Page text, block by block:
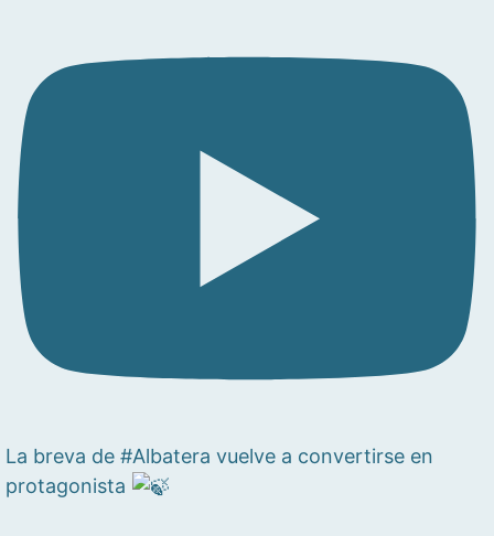
La breva de #Albatera vuelve a convertirse en
protagonista